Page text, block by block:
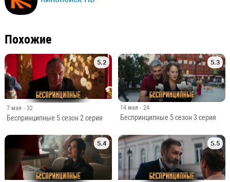
Похожие
5.2
7 мая · 32
Беспринципные 5 сезон 2 серия
5.3
14 мая · 24
Беспринципные 5 сезон 3 серия
5.4 5.5